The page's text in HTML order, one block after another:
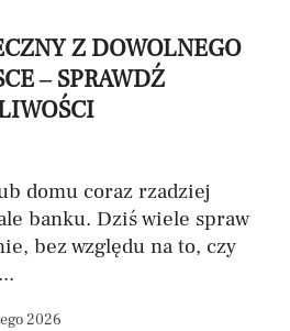
Z DOWOLNEGO
– SPRAWDŹ
domu coraz rzadziej
banku. Dziś wiele spraw
bez względu na to, czy
2026